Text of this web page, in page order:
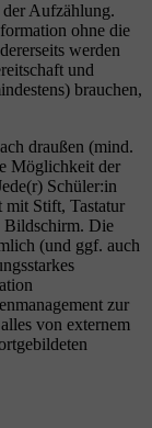
Aufzählung.
ohne die
werden
und
brauchen,
draußen (mind.
Möglichkeit der
Schüler:in
mit Stift, Tastatur
Bildschirm. Die
(und ggf. auch
zur
von externem